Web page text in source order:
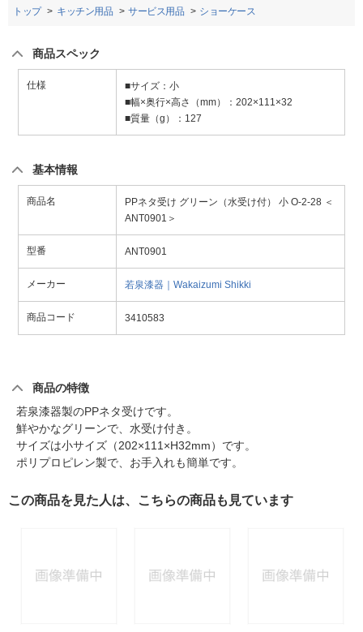
トップ キッチン用品 サービス用品 ショーケース
商品スペック
仕様
■サイズ：小
■幅×奥行×高さ（mm）：202×111×32
■質量（g）：127
基本情報
商品名
PPネタ受け グリーン（水受け付） 小 O-2-28 ＜
ANT0901＞
型番 ANT0901
メーカー 若泉漆器｜Wakaizumi Shikki
商品コード 3410583
商品の特徴
若泉漆器製のPPネタ受けです。
鮮やかなグリーンで、水受け付き。
サイズは小サイズ（202×111×H32mm）です。
ポリプロピレン製で、お手入れも簡単です。
この商品を見た人は、こちらの商品も見ています